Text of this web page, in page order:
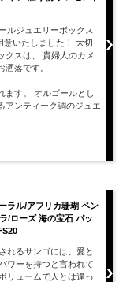
ルジュエリーボックス
意いたしました！ 大切
クスは、 貴婦人のカメ
落です。
ます。 オルゴールとし
アンティーク調のジュエ
ラル/アフリカ珊瑚 ペン
/ローズ 海の宝石 パッ
れるサンゴには、愛と
ワーを持つと言われて
リュームで人とは違っ